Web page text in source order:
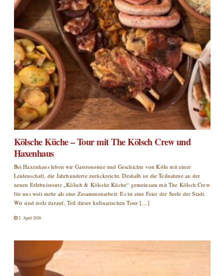
Kölsche Küche – Tour mit The Kölsch Crew und
Haxenhaus
Bei Haxenhaus leben wir Gastronomie und Geschichte von Köln mit einer
Leidenschaft, die Jahrhunderte zurückreicht. Deshalb ist die Teilnahme an der
neuen Erlebnisroute „Kölsch & Kölsche Küche“ gemeinsam mit The Kölsch Crew
für uns weit mehr als eine Zusammenarbeit: Es ist eine Feier der Seele der Stadt.
Wir sind stolz darauf, Teil dieser kulinarischen Tour […]
2. April 2026